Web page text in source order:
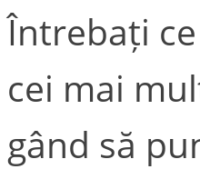
Întrebați
cei mai
gând să